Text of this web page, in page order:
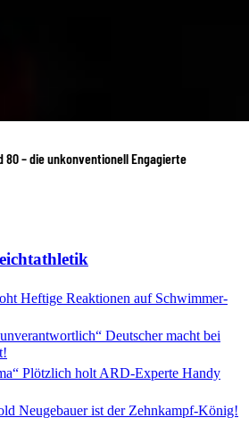
80 – die unkonventionell Engagierte
Heftige Reaktionen auf Schwimmer-
Deutscher macht bei
Plötzlich holt ARD-Experte Handy
Neugebauer ist der Zehnkampf-König!